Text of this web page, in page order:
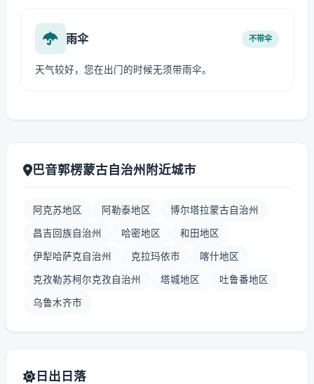
雨伞 不带伞
天气较好，您在出门的时候无须带雨伞。
巴音郭楞蒙古自治州附近城市
阿克苏地区 阿勒泰地区 博尔塔拉蒙古自治州
昌吉回族自治州 哈密地区 和田地区
伊犁哈萨克自治州 克拉玛依市 喀什地区
克孜勒苏柯尔克孜自治州 塔城地区 吐鲁番地区
乌鲁木齐市
日出日落